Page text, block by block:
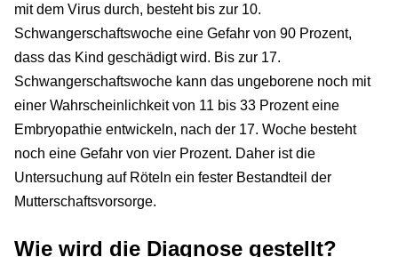
mit dem Virus durch, besteht bis zur 10.
Schwangerschaftswoche eine Gefahr von 90 Prozent,
dass das Kind geschädigt wird. Bis zur 17.
Schwangerschaftswoche kann das ungeborene noch mit
einer Wahrscheinlichkeit von 11 bis 33 Prozent eine
Embryopathie entwickeln, nach der 17. Woche besteht
noch eine Gefahr von vier Prozent. Daher ist die
Untersuchung auf Röteln ein fester Bestandteil der
Mutterschaftsvorsorge.
Wie wird die Diagnose gestellt?